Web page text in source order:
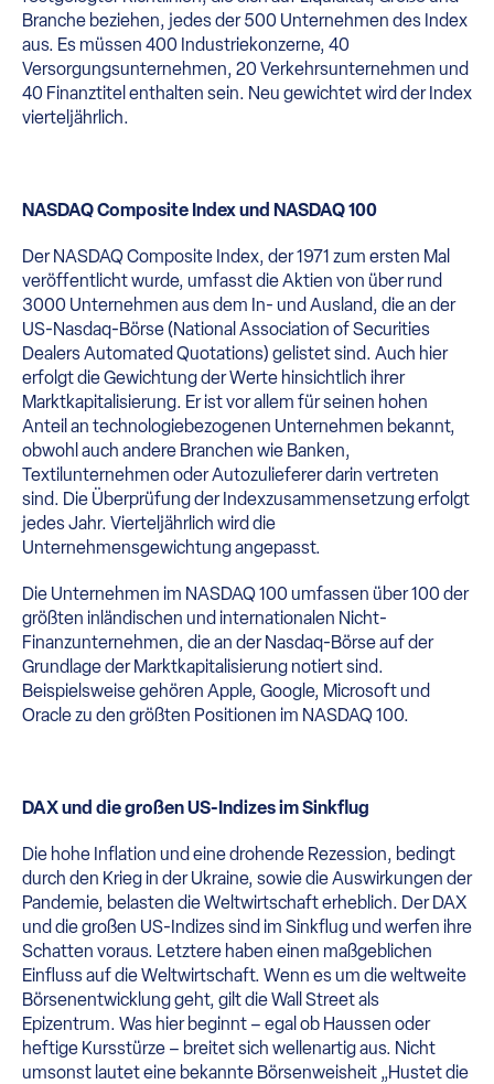
Branche beziehen, jedes der 500 Unternehmen des Index
aus. Es müssen 400 Industriekonzerne, 40
Versorgungsunternehmen, 20 Verkehrsunternehmen und
40 Finanztitel enthalten sein. Neu gewichtet wird der Index
vierteljährlich.
NASDAQ Composite Index und NASDAQ 100
Der NASDAQ Composite Index, der 1971 zum ersten Mal
veröffentlicht wurde, umfasst die Aktien von über rund
3000 Unternehmen aus dem In- und Ausland, die an der
US-Nasdaq-Börse (National Association of Securities
Dealers Automated Quotations) gelistet sind. Auch hier
erfolgt die Gewichtung der Werte hinsichtlich ihrer
Marktkapitalisierung. Er ist vor allem für seinen hohen
Anteil an technologiebezogenen Unternehmen bekannt,
obwohl auch andere Branchen wie Banken,
Textilunternehmen oder Autozulieferer darin vertreten
sind. Die Überprüfung der Indexzusammensetzung erfolgt
jedes Jahr. Vierteljährlich wird die
Unternehmensgewichtung angepasst.
Die Unternehmen im NASDAQ 100 umfassen über 100 der
größten inländischen und internationalen Nicht-
Finanzunternehmen, die an der Nasdaq-Börse auf der
Grundlage der Marktkapitalisierung notiert sind.
Beispielsweise gehören Apple, Google, Microsoft und
Oracle zu den größten Positionen im NASDAQ 100.
DAX und die großen US-Indizes im Sinkflug
Die hohe Inflation und eine drohende Rezession, bedingt
durch den Krieg in der Ukraine, sowie die Auswirkungen der
Pandemie, belasten die Weltwirtschaft erheblich. Der DAX
und die großen US-Indizes sind im Sinkflug und werfen ihre
Schatten voraus. Letztere haben einen maßgeblichen
Einfluss auf die Weltwirtschaft. Wenn es um die weltweite
Börsenentwicklung geht, gilt die Wall Street als
Epizentrum. Was hier beginnt – egal ob Haussen oder
heftige Kursstürze – breitet sich wellenartig aus. Nicht
umsonst lautet eine bekannte Börsenweisheit „Hustet die